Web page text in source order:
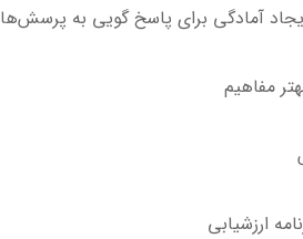
آمادگی برای پاسخ گویی به پرسش‌ها
مفاهیم
ارزشیابی